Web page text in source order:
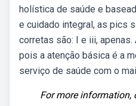
holística de saúde e
e cuidado integral, as pics
corretas são: I e iii,
pois a atenção básica é a
serviço de saúde com o
For more information,